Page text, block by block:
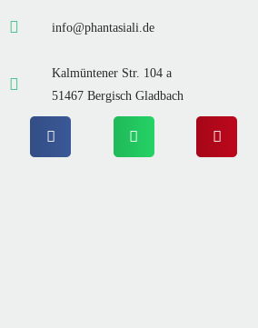
info@phantasiali.de
Kalmüntener Str. 104 a
51467 Bergisch Gladbach